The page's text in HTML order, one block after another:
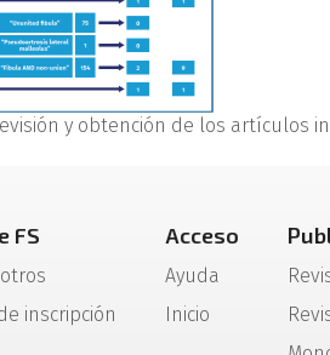
y obtención de los artículos
FS
inscripción
Acceso
Ayuda
Inicio